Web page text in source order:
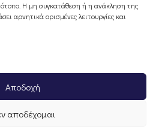
Η μη συγκατάθεση ή η ανάκληση της
αρνητικά ορισμένες λειτουργίες και
Αποδοχή
αποδέχομαι
Powered byKnowledge A.E.